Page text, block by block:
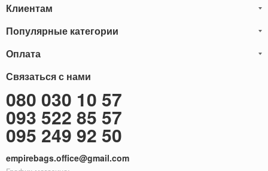
Клиентам
Блог
Обмен и Возврат
Карта сайта
Бонусы
Доставка за границу
Популярные категории
Мужские кожаные сумки
Саквояжи
Мужские кожаные кошельки
Мужские клатчи
Женские сумки
Женские кожаные сумки
Оплата
осуществить
Наличными
Наложенный платёж (Оплата при получение)
Через терминал (Только самовывоз)
Оплата на расчетный счет ФОП 2-ая группа (без НДС)
Связаться с нами
080 030 10 57
093 522 85 57
095 249 92 50
empirebags.office@gmail.com